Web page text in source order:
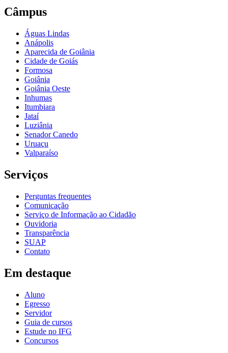
Câmpus
Águas Lindas
Anápolis
Aparecida de Goiânia
Cidade de Goiás
Formosa
Goiânia
Goiânia Oeste
Inhumas
Itumbiara
Jataí
Luziânia
Senador Canedo
Uruaçu
Valparaíso
Serviços
Perguntas frequentes
Comunicação
Serviço de Informação ao Cidadão
Ouvidoria
Transparência
SUAP
Contato
Em destaque
Aluno
Egresso
Servidor
Guia de cursos
Estude no IFG
Concursos